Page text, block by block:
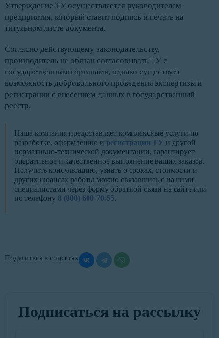
Утверждение ТУ осуществляется руководителем
предприятия, который ставит подпись и печать на
титульном листе документа.
Согласно действующему законодательству,
производитель не обязан согласовывать ТУ с
государственными органами, однако существует
возможность добровольного проведения экспертизы и
регистрации с внесением данных в государственный
реестр.
Наша компания предоставляет комплексные услуги по
разработке, оформлению и регистрации ТУ и другой
нормативно-технической документации, гарантирует
оперативное и качественное выполнение ваших заказов.
Получить консультацию, узнать о сроках, стоимости и
других нюансах работы можно связавшись с нашими
специалистами через форму обратной связи на сайте или
по телефону 8 (800) 600-70-55.
Поделиться в соцсетях
Подписаться на рассылку